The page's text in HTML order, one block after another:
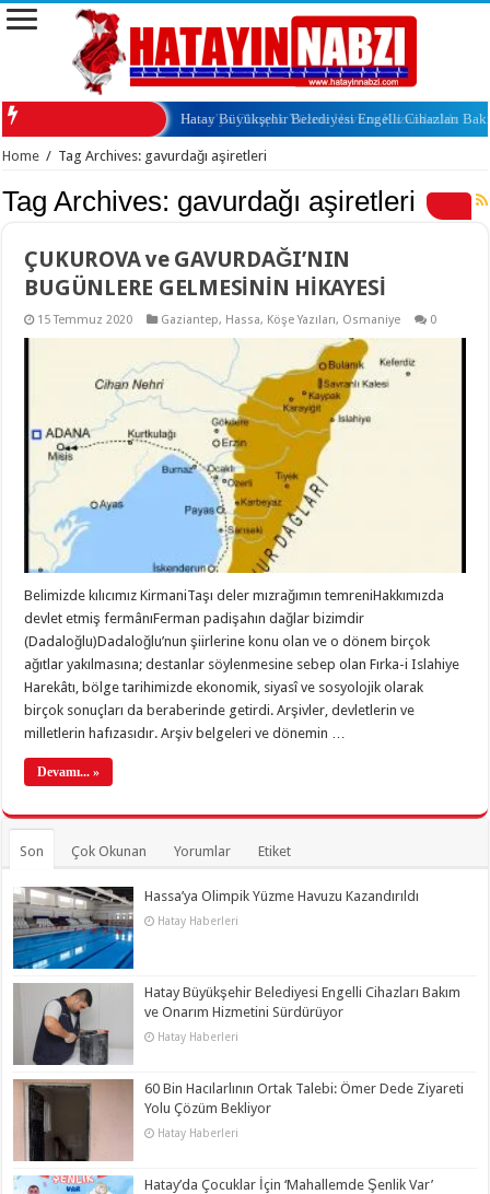
Hassa’ya Olimpik Yüzme Havuzu Kazandırıldı
Hatay Büyükşehir Belediyesi Engelli Cihazları
Home / Tag Archives: gavurdağı aşiretleri
Tag Archives: gavurdağı aşiretleri
ÇUKUROVA ve GAVURDAĞI’NIN
BUGÜNLERE GELMESİNİN HİKAYESİ
15 Temmuz 2020 Gaziantep, Hassa, Köşe Yazıları, Osmaniye 0
Belimizde kılıcımız KirmaniTaşı deler mızrağımın temreniHakkımızda
devlet etmiş fermânıFerman padişahın dağlar bizimdir
(Dadaloğlu)Dadaloğlu’nun şiirlerine konu olan ve o dönem birçok
ağıtlar yakılmasına; destanlar söylenmesine sebep olan Fırka-i Islahiye
Harekâtı, bölge tarihimizde ekonomik, siyasî ve sosyolojik olarak
birçok sonuçları da beraberinde getirdi. Arşivler, devletlerin ve
milletlerin hafızasıdır. Arşiv belgeleri ve dönemin …
Devamı... »
Son Çok Okunan Yorumlar Etiket
Hassa’ya Olimpik Yüzme Havuzu Kazandırıldı
Hatay Haberleri
Hatay Büyükşehir Belediyesi Engelli Cihazları Bakım
ve Onarım Hizmetini Sürdürüyor
Hatay Haberleri
60 Bin Hacılarlının Ortak Talebi: Ömer Dede Ziyareti
Yolu Çözüm Bekliyor
Hatay Haberleri
Hatay’da Çocuklar İçin ‘Mahallemde Şenlik Var’